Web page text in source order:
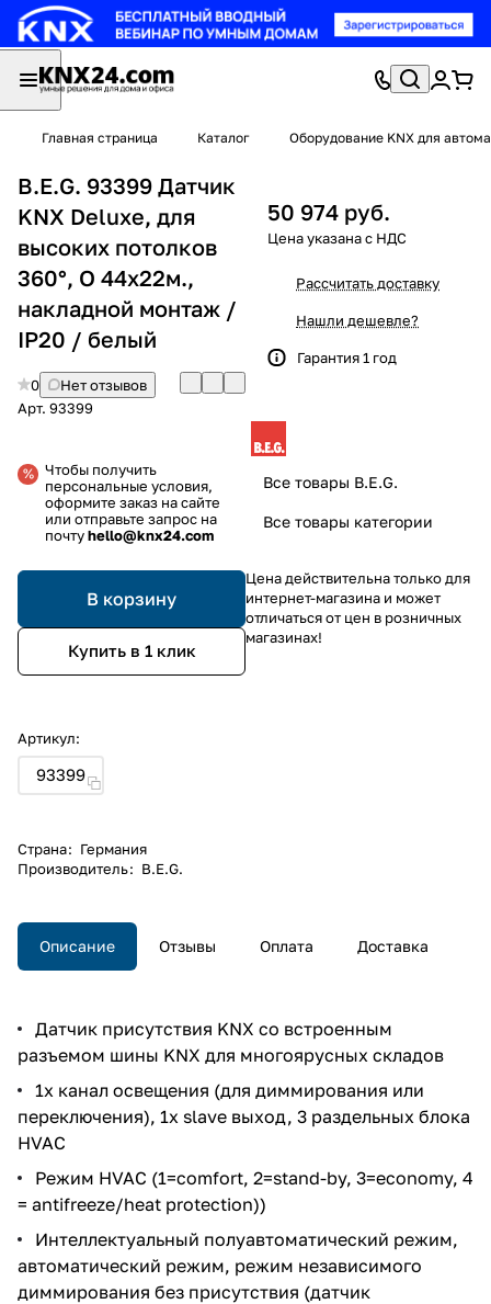
Главная страница Каталог Оборудование KNX для
B.E.G. 93399 Датчик
KNX Deluxe, для
высоких потолков
360°, O 44х22м.,
накладной монтаж /
IP20 / белый
0
Нет отзывов
Арт. 93399
Чтобы получить
персональные условия,
оформите заказ на сайте
или отправьте запрос на
почтуhello@knx24.com
В корзину
Купить в 1 клик
Артикул:
93399
Страна: Германия
Производитель: B.E.G.
50 974 руб.
Рассчитать доставку
Нашли дешевле?
Гарантия 1 год
Все товары B.E.G.
Все товары категории
Цена действительна только для
интернет-магазина и может
отличаться от цен в розничных
магазинах!
Описание Отзывы Оплата Доставка
Датчик присутствия KNX со встроенным
разъемом шины KNX для многоярусных складов
1х канал освещения (для диммирования или
переключения), 1x slave выход, 3 раздельных блока
HVAC
Режим HVAC (1=comfort, 2=stand-by, 3=economy, 4
= antifreeze/heat protection))
Интеллектуальный полуавтоматический режим,
автоматический режим, режим независимого
диммирования без присутствия (датчик